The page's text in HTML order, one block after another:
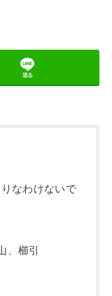
送る
なわけないで
、櫛引